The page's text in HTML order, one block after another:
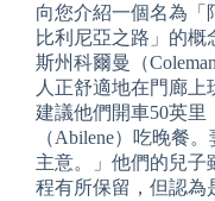
向您介紹一個名為「
比利尼亞之路」的概
斯州科爾曼（
人正舒適地在門廊
建議他們開車50英里
（Abilene）吃晚餐
主意。」他們的兒子
程有所保留，但認為